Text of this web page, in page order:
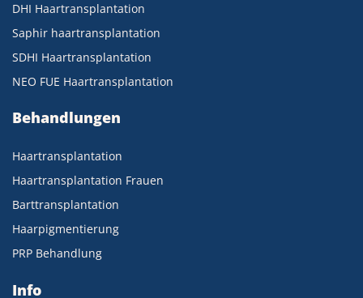
DHI Haartransplantation
Saphir haartransplantation
SDHI Haartransplantation
NEO FUE Haartransplantation
Behandlungen
Haartransplantation
Haartransplantation Frauen
Barttransplantation
Haarpigmentierung
PRP Behandlung
Info